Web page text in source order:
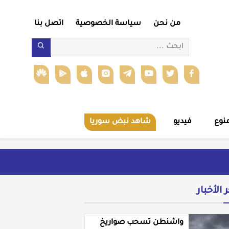
من نحن سياسة الخصوصية اتصل بنا
فيديو شاهد نبض سوريا
الأخبار
واشنطن تسحب صواريخ